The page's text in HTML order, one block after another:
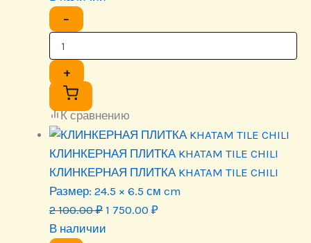
−
+
К сравнению
КЛИНКЕРНАЯ ПЛИТКА KHATAM TILE CHILI
КЛИНКЕРНАЯ ПЛИТКА KHATAM TILE CHILI
Размер: 24.5 × 6.5 см cm
2 100.00₽ Первоначальная
цена
1 750.00 ₽Текущая
В наличии